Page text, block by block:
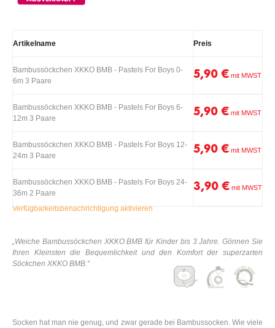
Artikelname Preis
Bambussöckchen XKKO BMB - Pastels For Boys 0-
6m 3 Paare
5,90 €
Bambussöckchen XKKO BMB - Pastels For Boys 6-
12m 3 Paare
5,90 €
Bambussöckchen XKKO BMB - Pastels For Boys 12-
24m 3 Paare
5,90 €
Bambussöckchen XKKO BMB - Pastels For Boys 24-
36m 2 Paare
3,90 €
Verfügbarkeitsbenachrichtigung aktivieren
„Weiche Bambussöckchen XKKO BMB für Kinder bis 3 Jahre. Gönnen Sie
Ihren Kleinsten die Bequemlichkeit und den Komfort der superzarten
Söckchen XKKO BMB.“
Socken hat man nie genug, und zwar gerade bei Bambussocken. Wie viele